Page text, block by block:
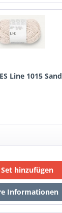
Line 1015 Sand